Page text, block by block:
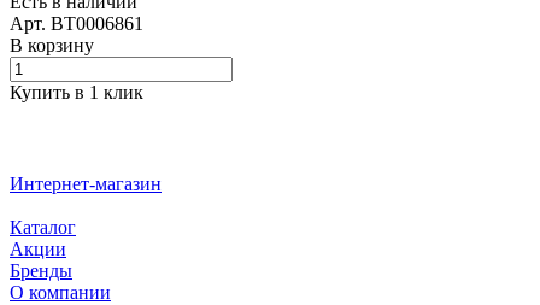
Арт. BT0006861
В корзину
Купить в 1 клик
Интернет-магазин
Каталог
Акции
Бренды
О компании